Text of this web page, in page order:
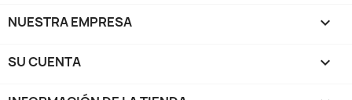
NUESTRA EMPRESA 
SU CUENTA 